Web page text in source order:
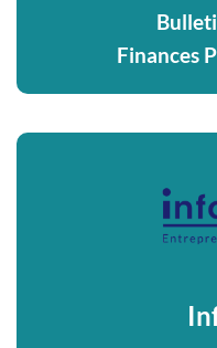
Finances